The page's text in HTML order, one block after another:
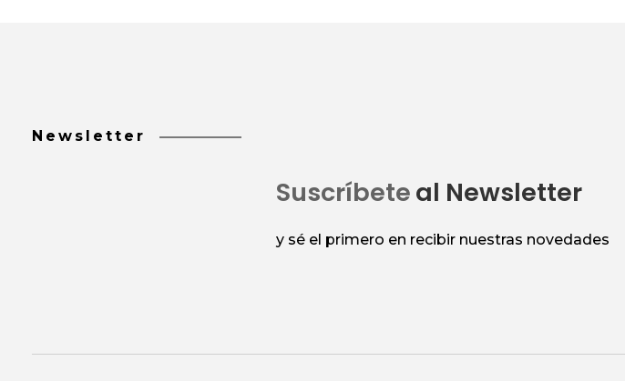
Newsletter
Suscríbeteal Newsletter
y sé el primero en recibir nuestras novedades